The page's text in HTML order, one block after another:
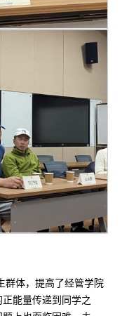
群体，提高了经管学院
能量传递到同学之